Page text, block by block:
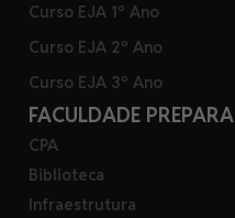
Curso EJA 1º Ano
Curso EJA 2º Ano
Curso EJA 3º Ano
FACULDADE PREPARA
CPA
Biblioteca
Infraestrutura